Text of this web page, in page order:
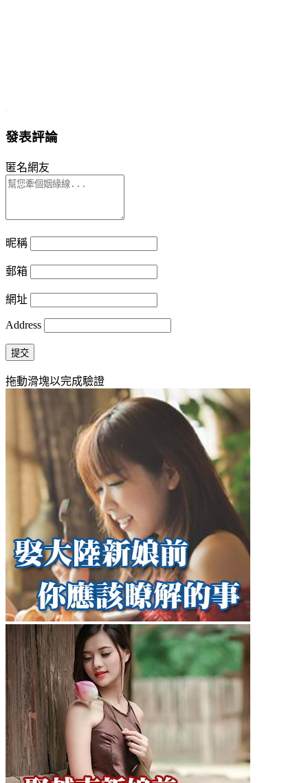
發表評論
匿名網友
昵稱
郵箱
網址
Address
提交
拖動滑塊以完成驗證